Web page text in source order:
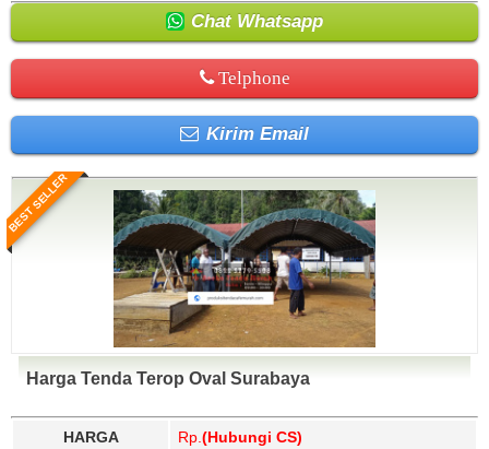
Chat Whatsapp
Telphone
Kirim Email
BEST SELLER
Harga Tenda Terop Oval Surabaya
HARGA Rp. (Hubungi CS)